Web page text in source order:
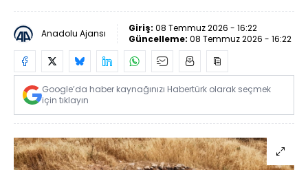
Anadolu Ajansı Giriş: 08 Temmuz 2026 - 16:22
Güncelleme: 08 Temmuz 2026 - 16:22
Google’da haber kaynağınızı Habertürk olarak seçmek
için tıklayın